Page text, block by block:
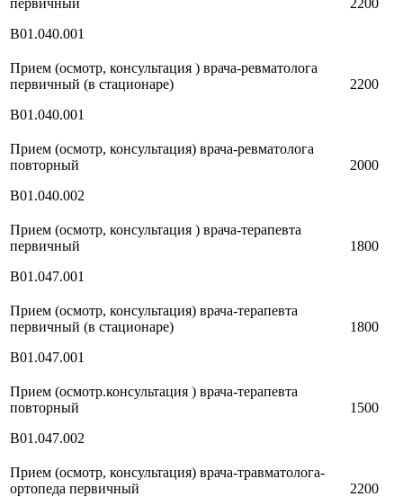
В01.040.001
Прием (осмотр, консультация ) врача-ревматолога
первичный (в стационаре)
В01.040.001
2200
Прием (осмотр, консультация) врача-ревматолога
повторный
В01.040.002
2000
Прием (осмотр, консультация ) врача-терапевта
первичный
В01.047.001
1800
Прием (осмотр, консультация) врача-терапевта
первичный (в стационаре)
В01.047.001
1800
Прием (осмотр.консультация ) врача-терапевта
повторный
В01.047.002
1500
Прием (осмотр, консультация) врача-травматолога-
ортопеда первичный
2200